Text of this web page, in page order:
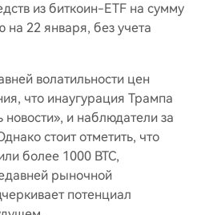
из биткоин-ETF на сумму
на 22 января, без учета
волатильности цен
что инаугурация Трампа
и наблюдатели за
стоит отметить, что
более 1000 BTC,
рыночной
потенциал